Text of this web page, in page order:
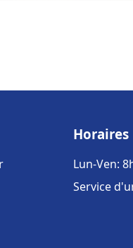
Horaires
Lun-Ven:
Service